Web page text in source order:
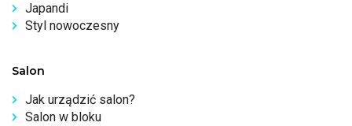
Japandi
Styl nowoczesny
Salon
Jak urządzić salon?
Salon w bloku